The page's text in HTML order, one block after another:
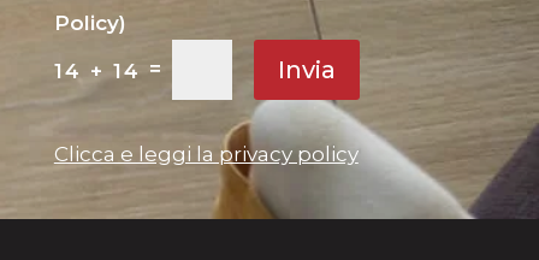
Policy)
14 + 14 = Invia
Clicca e leggi la privacy policy